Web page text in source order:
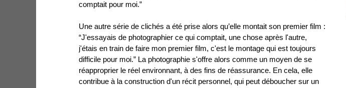
comptait pour moi.”
Une autre série de clichés a été prise alors qu’elle montait son premier film :
“J'essayais de photographier ce qui comptait, une chose après l'autre,
j'étais en train de faire mon premier film, c'est le montage qui est toujours
difficile pour moi.” La photographie s'offre alors comme un moyen de se
réapproprier le réel environnant, à des fins de réassurance. En cela, elle
contribue à la construction d'un récit personnel, qui peut déboucher sur un